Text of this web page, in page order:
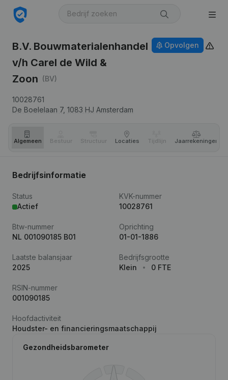
B.V. Bouwmaterialenhandel
v/h Carel de Wild &
Zoon (BV)
10028761
De Boelelaan 7, 1083 HJ Amsterdam
Opvolgen
Algemeen Bestuur Structuur Locaties Tijdlijn Jaar­rekeningen
Bedrijfsinformatie
Status
Actief
KVK-nummer
10028761
Btw-nummer
NL 001090185 B01
Oprichting
01-01-1886
Laatste balansjaar
2025
Bedrijfsgrootte
Klein
0 FTE
RSIN-nummer
001090185
Hoofdactiviteit
Houdster- en financieringsmaatschappij
Gezondheidsbarometer